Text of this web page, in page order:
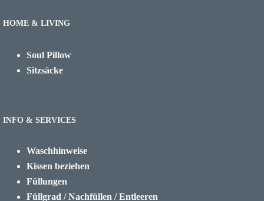
HOME & LIVING
Soul Pillow
Sitzsäcke
INFO & SERVICES
Waschhinweise
Kissen beziehen
Füllungen
Füllgrad / Nachfüllen / Entleeren